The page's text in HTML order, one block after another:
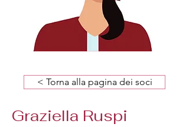
< Torna alla pagina dei soci
Graziella Ruspi